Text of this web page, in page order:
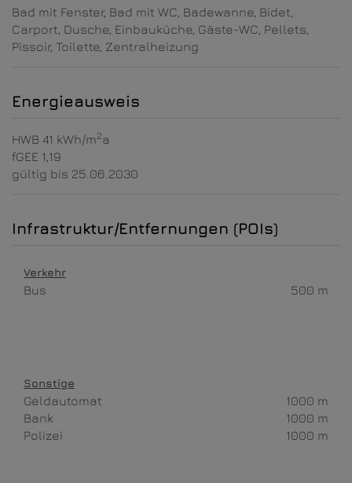
Bad mit Fenster Bad mit WC Badewanne Bidet
Carport Dusche Einbauküche Gäste-WC Pellets
Pissoir Toilette Zentralheizung
Energieausweis
HWB 41 kWh/m2a
fGEE 1,19
gültig bis 25.06.2030
Infrastruktur/Entfernungen (POIs)
Verkehr
Bus 500 m
Sonstige
Geldautomat
1000 m
Bank
1000 m
Polizei
1000 m